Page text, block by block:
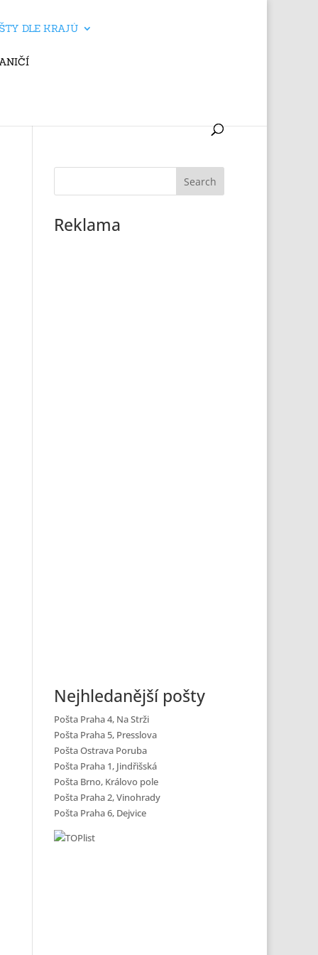
DLE KRAJŮ
Reklama
Nejhledanější pošty
Pošta Praha 4, Na Strži
Pošta Praha 5, Presslova
Pošta Ostrava Poruba
Pošta Praha 1, Jindřišská
Pošta Brno, Královo pole
Pošta Praha 2, Vinohrady
Pošta Praha 6, Dejvice